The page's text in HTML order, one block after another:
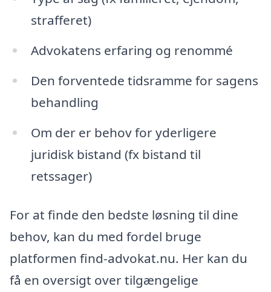
strafferet)
Advokatens erfaring og renommé
Den forventede tidsramme for sagens
behandling
Om der er behov for yderligere
juridisk bistand (fx bistand til
retssager)
For at finde den bedste løsning til dine
behov, kan du med fordel bruge
platformen find-advokat.nu. Her kan du
få en oversigt over tilgængelige